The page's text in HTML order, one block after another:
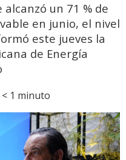
un 71 % de
en junio, el nivel
este jueves la
de Energía
< 1 minuto